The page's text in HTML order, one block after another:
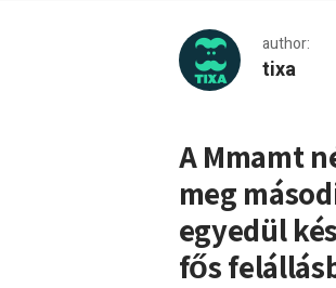
author:
tixa
A Mmamt
meg
egyedül
fős